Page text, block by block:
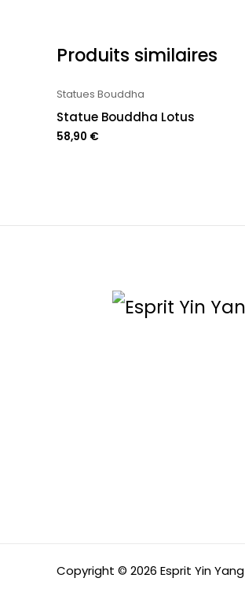
Produits similaires
Statues Bouddha
Statue Bouddha Lotus
58,90 €
Copyright © 2026 Esprit Yin Yang